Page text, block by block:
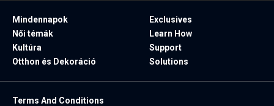
Mindennapok
Női témák
Kultúra
Otthon és Dekoráció
Exclusives
Learn How
Support
Solutions
Terms And Conditions